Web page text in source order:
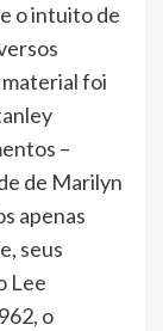
o intuito de
material foi
–
de Marilyn
apenas
seus
Lee
o